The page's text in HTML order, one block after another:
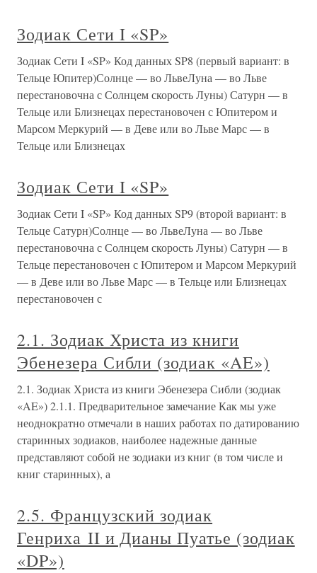
Зодиак Сети I «SP»
Зодиак Сети I «SP» Код данных SP8 (первый вариант: в
Тельце Юпитер)Солнце — во ЛьвеЛуна — во Льве
перестановочна с Солнцем скорость Луны) Сатурн — в
Тельце или Близнецах перестановочен с Юпитером и
Марсом Меркурий — в Деве или во Льве Марс — в
Тельце или Близнецах
Зодиак Сети I «SP»
Зодиак Сети I «SP» Код данных SP9 (второй вариант: в
Тельце Сатурн)Солнце — во ЛьвеЛуна — во Льве
перестановочна с Солнцем скорость Луны) Сатурн — в
Тельце перестановочен с Юпитером и Марсом Меркурий
— в Деве или во Льве Марс — в Тельце или Близнецах
перестановочен с
2.1. Зодиак Христа из книги
Эбенезера Сибли (зодиак «AE»)
2.1. Зодиак Христа из книги Эбенезера Сибли (зодиак
«AE») 2.1.1. Предварительное замечание Как мы уже
неоднократно отмечали в наших работах по датированию
старинных зодиаков, наиболее надежные данные
представляют собой не зодиаки из книг (в том числе и
книг старинных), а
2.5. Французский зодиак
Генриха II и Дианы Пуатье (зодиак
«DP»)